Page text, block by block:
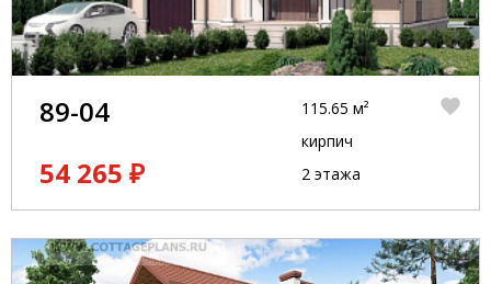
89-04
54 265 ₽
115.65 м²
кирпич
2 этажа